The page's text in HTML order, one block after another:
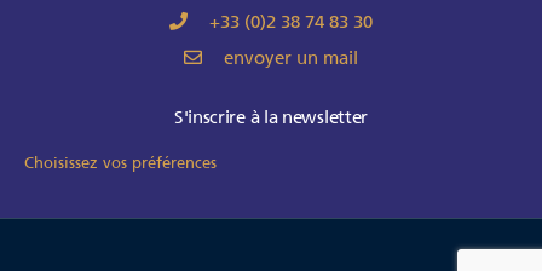
+33 (0)2 38 74 83 30
envoyer un mail
S'inscrire à la newsletter
Choisissez vos préférences